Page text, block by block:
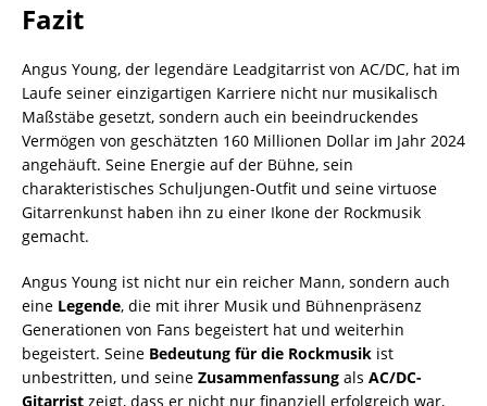
Fazit
Angus Young, der legendäre Leadgitarrist von AC/DC, hat im
Laufe seiner einzigartigen Karriere nicht nur musikalisch
Maßstäbe gesetzt, sondern auch ein beeindruckendes
Vermögen von geschätzten 160 Millionen Dollar im Jahr 2024
angehäuft. Seine Energie auf der Bühne, sein
charakteristisches Schuljungen-Outfit und seine virtuose
Gitarrenkunst haben ihn zu einer Ikone der Rockmusik
gemacht.
Angus Young ist nicht nur ein reicher Mann, sondern auch
eine Legende, die mit ihrer Musik und Bühnenpräsenz
Generationen von Fans begeistert hat und weiterhin
begeistert. Seine Bedeutung für die Rockmusik ist
unbestritten, und seine Zusammenfassung als AC/DC-
Gitarrist zeigt, dass er nicht nur finanziell erfolgreich war,